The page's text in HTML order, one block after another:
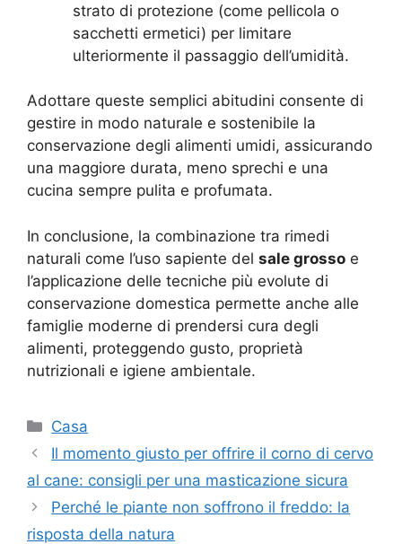
strato di protezione (come pellicola o
sacchetti ermetici) per limitare
ulteriormente il passaggio dell’umidità.
Adottare queste semplici abitudini consente di
gestire in modo naturale e sostenibile la
conservazione degli alimenti umidi, assicurando
una maggiore durata, meno sprechi e una
cucina sempre pulita e profumata.
In conclusione, la combinazione tra rimedi
naturali come l’uso sapiente del sale grosso e
l’applicazione delle tecniche più evolute di
conservazione domestica permette anche alle
famiglie moderne di prendersi cura degli
alimenti, proteggendo gusto, proprietà
nutrizionali e igiene ambientale.
Categorie
Casa
Il momento giusto per offrire il corno di cervo
al cane: consigli per una masticazione sicura
Perché le piante non soffrono il freddo: la
risposta della natura